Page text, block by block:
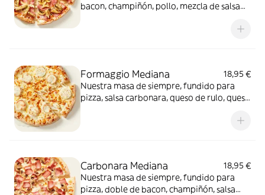
bacon, champiñón, pollo, mezcla de salsa
Formaggio Mediana
18,95 €
Nuestra masa de siempre, fundido para
pizza, salsa carbonara, queso de rulo, queso
cheddar, gouda, emmental , mozzarella y
Carbonara Mediana
18,95 €
Nuestra masa de siempre, fundido para
pizza, doble de bacon, champiñón, salsa